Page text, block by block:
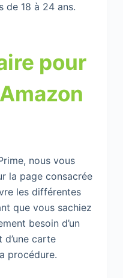
de 18 à 24 ans.
pour
nous vous
la page consacrée
les différentes
que vous sachiez
besoin d’un
carte
procédure.